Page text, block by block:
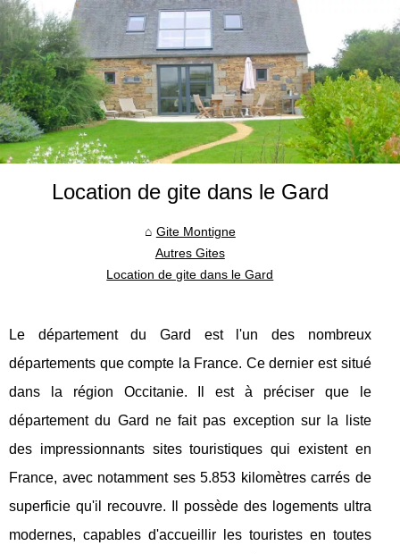
Location de gite dans le Gard
Gite Montigne
Autres Gites
Location de gite dans le Gard
Le département du Gard est l'un des nombreux
départements que compte la France. Ce dernier est situé
dans la région Occitanie. Il est à préciser que le
département du Gard ne fait pas exception sur la liste
des impressionnants sites touristiques qui existent en
France, avec notamment ses 5.853 kilomètres carrés de
superficie qu'il recouvre. Il possède des logements ultra
modernes, capables d'accueillir les touristes en toutes